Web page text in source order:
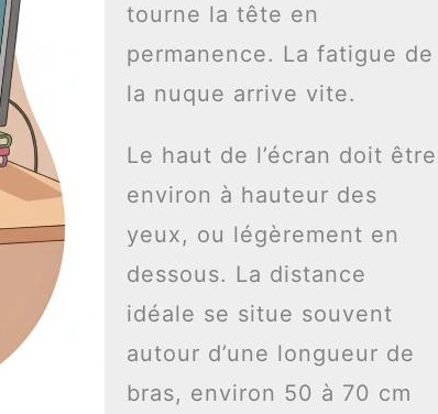
tourne la tête en
permanence. La fatigue de
la nuque arrive vite.
Le haut de l’écran doit être
environ à hauteur des
yeux, ou légèrement en
dessous. La distance
idéale se situe souvent
autour d’une longueur de
bras, environ 50 à 70 cm